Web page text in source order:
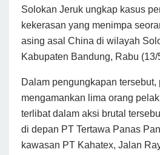
Solokan Jeruk ungkap kasus
kekerasan yang menimpa
asing asal China di wilayah
Kabupaten Bandung, Rabu (13/
Dalam pengungkapan tersebut,
mengamankan lima orang
terlibat dalam aksi brutal
di depan PT Tertawa Panas
kawasan PT Kahatex, Jalan